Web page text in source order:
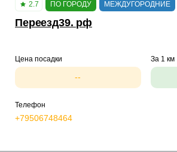
2.7 ПО ГОРОДУ МЕЖДУГОРОДНИЕ
Переезд39. рф
Цена посадки
--
За 1 км
Телефон
+79506748464